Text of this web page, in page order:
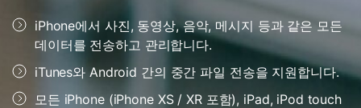
뉴스룸
플랜 및 가격
도움말 센터
폴 툴킷 보기 >
모바일
탐색 및 발견
닥터폰 하이라이트 살펴보기
리소스
🔓️온라인 잠금 해제
iPhone에서 사진, 동영상, 음악, 메시지 등과 같은 모든
데이터를 전송하고 관리합니다.
iTunes와 Android 간의 중간 파일 전송을 지원합니다.
모든 iPhone (iPhone XS / XR 포함), iPad, iPod touch